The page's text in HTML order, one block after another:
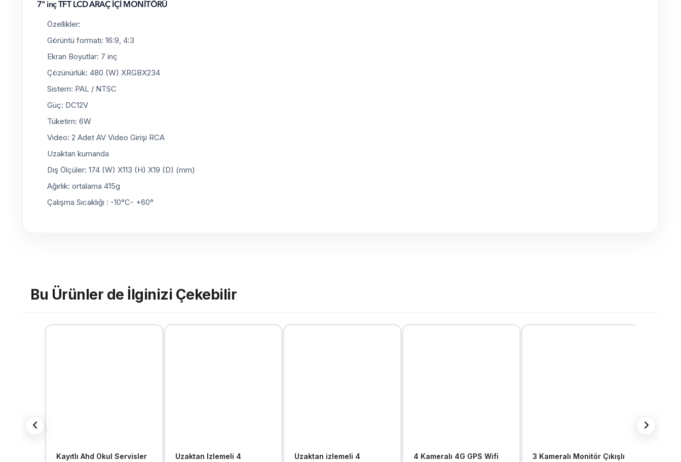
7" inç TFT LCD ARAÇ İÇİ MONİTÖRÜ
Özellikler:
Görüntü formatı: 16:9, 4:3
Ekran Boyutlar: 7 inç
Çözünürlük: 480 (W) XRGBX234
Sistem: PAL / NTSC
Güç: DC12V
Tüketim: 6W
Video: 2 Adet AV Video Girişi RCA
Uzaktan kumanda
Dış Ölçüler: 174 (W) X113 (H) X19 (D) (mm)
Ağırlık: ortalama 415g
Çalışma Sıcaklığı : -10°C- +60°
Bu Ürünler de İlginizi Çekebilir
Kayıtlı Ahd Okul Servisler
Uzaktan Izlemeli 4
Uzaktan izlemeli 4
4 Kameralı 4G GPS Wifi
3 Kameralı Monitör Çıkışlı